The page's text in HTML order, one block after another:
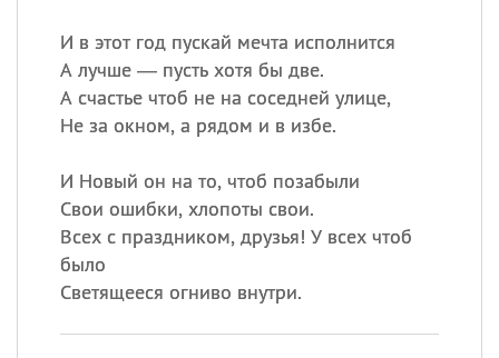
И в этот год пускай мечта исполнится
А лучше — пусть хотя бы две.
А счастье чтоб не на соседней улице,
Не за окном, а рядом и в избе.
И Новый он на то, чтоб позабыли
Свои ошибки, хлопоты свои.
Всех с праздником, друзья! У всех чтоб
было
Светящееся огниво внутри.